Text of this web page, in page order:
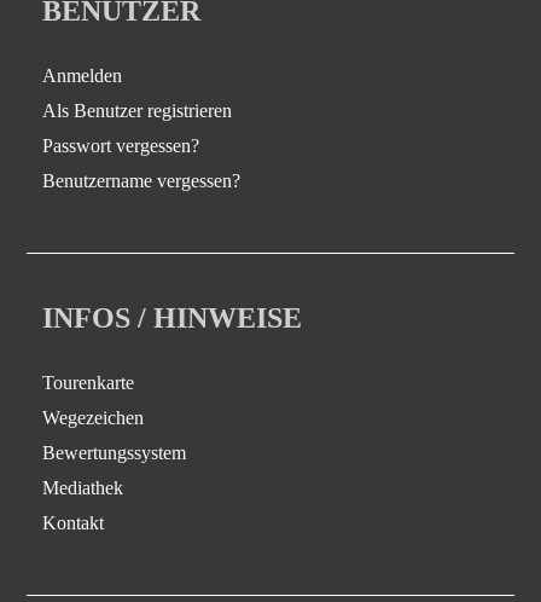
BENUTZER
Anmelden
Als Benutzer registrieren
Passwort vergessen?
Benutzername vergessen?
INFOS / HINWEISE
Tourenkarte
Wegezeichen
Bewertungssystem
Mediathek
Kontakt